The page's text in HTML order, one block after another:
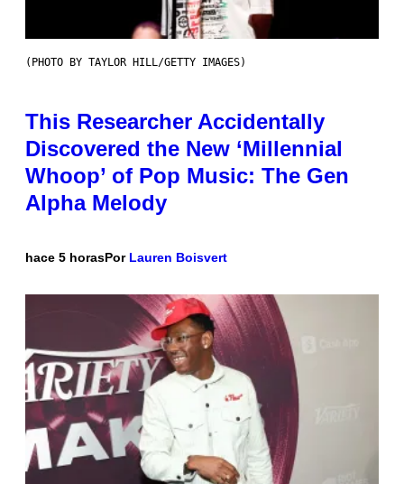
(PHOTO BY TAYLOR HILL/GETTY IMAGES)
This Researcher Accidentally
Discovered the New ‘Millennial
Whoop’ of Pop Music: The Gen
Alpha Melody
hace 5 horasPor Lauren Boisvert